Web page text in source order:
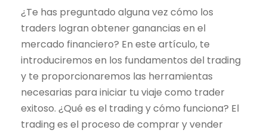
¿Te has preguntado alguna vez cómo los
traders logran obtener ganancias en el
mercado financiero? En este artículo, te
introduciremos en los fundamentos del trading
y te proporcionaremos las herramientas
necesarias para iniciar tu viaje como trader
exitoso. ¿Qué es el trading y cómo funciona? El
trading es el proceso de comprar y vender